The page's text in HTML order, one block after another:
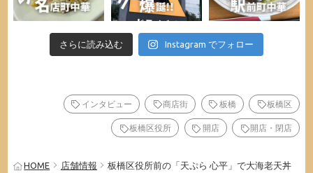
さらに読み込む Instagram でフォロー
インタビュー 商店街 板橋 板橋区
板橋区役所 開店 開店・閉店
HOME 店舗情報
板橋区役所前の「天ぷら 心平」で大海老天丼